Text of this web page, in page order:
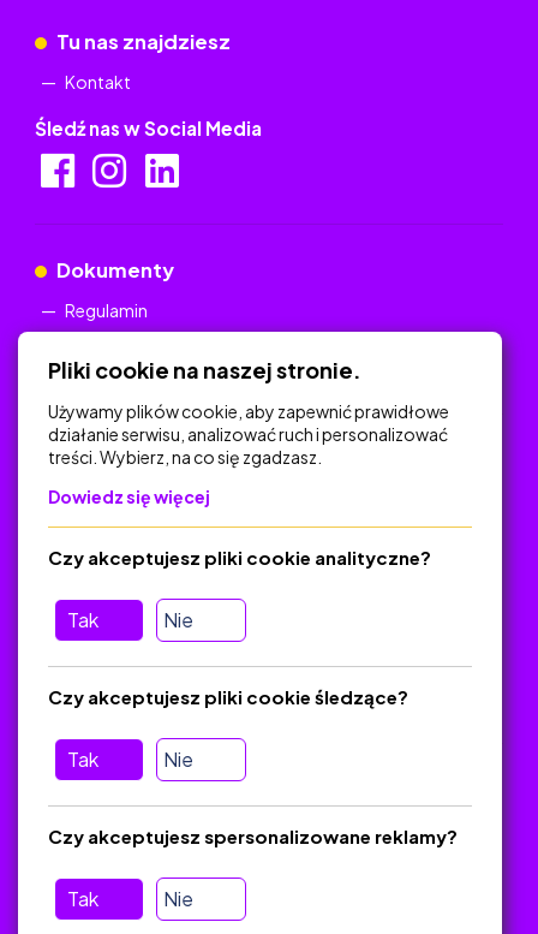
Tu nas znajdziesz
Kontakt
Śledź nas w Social Media
Dokumenty
Regulamin
Na skróty
Polityka Prywatności
Regulamin
O platformie
Baza materiałów dydaktycznych
Jak zostać autorem
FAQ
Pomoc
wiadomość nie trafiła do folderu SPAM)
Pliki cookie na naszej stronie.
Używamy plików cookie, aby zapewnić prawidłowe
działanie serwisu, analizować ruch i personalizować
treści. Wybierz, na co się zgadzasz.
Dowiedz się więcej
Tak Nie
Czy akceptujesz pliki cookie analityczne?
Tak Nie
Czy akceptujesz pliki cookie śledzące?
Tak Nie
Czy akceptujesz spersonalizowane reklamy?